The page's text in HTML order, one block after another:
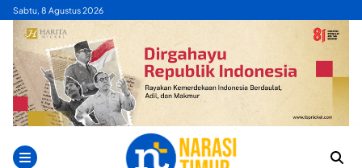
Skip
content
Sabtu, 8 Agustus 2026